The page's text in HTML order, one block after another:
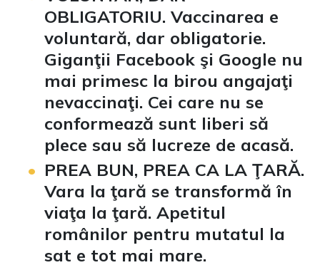
OBLIGATORIU. Vaccinarea e
voluntară, dar obligatorie.
Giganţii Facebook şi Google nu
mai primesc la birou angajaţi
nevaccinaţi. Cei care nu se
conformează sunt liberi să
plece sau să lucreze de acasă.
PREA BUN, PREA CA LA ŢARĂ.
Vara la ţară se transformă în
viaţa la ţară. Apetitul
românilor pentru mutatul la
sat e tot mai mare.